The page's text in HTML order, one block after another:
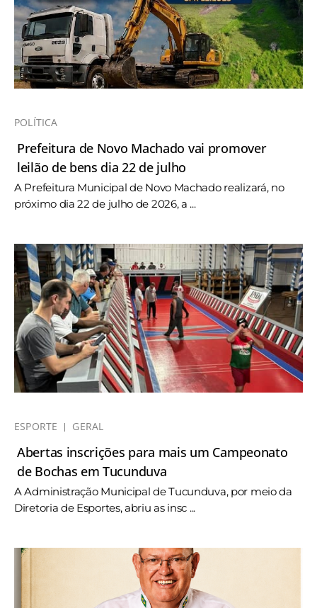
POLÍTICA
Prefeitura de Novo Machado vai promover
leilão de bens dia 22 de julho
A Prefeitura Municipal de Novo Machado realizará, no
próximo dia 22 de julho de 2026, a ...
ESPORTE GERAL
Abertas inscrições para mais um Campeonato
de Bochas em Tucunduva
A Administração Municipal de Tucunduva, por meio da
Diretoria de Esportes, abriu as insc ...